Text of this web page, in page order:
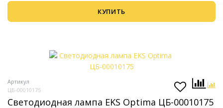
КУПИТЬ
Артикул
ЦБ-00010175
Светодиодная лампа EKS Optima ЦБ-00010175